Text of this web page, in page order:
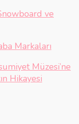
ve
Markaları
Müzesi’ne
Hikayesi